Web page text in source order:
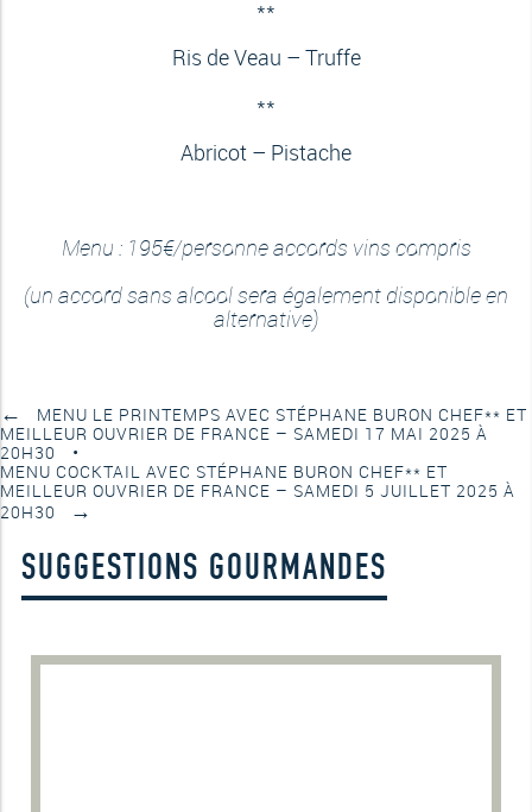
**
Ris de Veau – Truffe
**
Abricot – Pistache
Menu : 195€/personne accords vins compris
(un accord sans alcool sera également disponible en
alternative)
MENU COCKTAIL AVEC STÉPHANE BURON CHEF** ET
MEILLEUR OUVRIER DE FRANCE – SAMEDI 5 JUILLET 2025 À
20H30
→
←
MENU LE PRINTEMPS AVEC STÉPHANE BURON CHEF** ET
MEILLEUR OUVRIER DE FRANCE – SAMEDI 17 MAI 2025 À
20H30
SUGGESTIONS GOURMANDES